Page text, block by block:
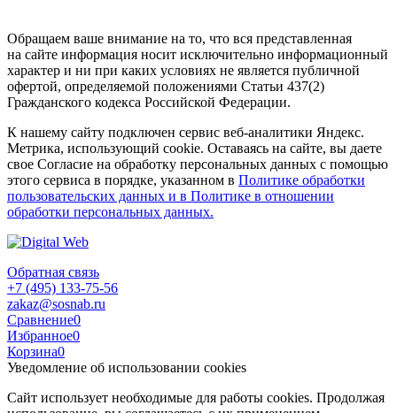
Обращаем ваше внимание на то, что вся представленная
на сайте информация носит исключительно информационный
характер и ни при каких условиях не является публичной
офертой, определяемой положениями Статьи 437(2)
Гражданского кодекса Российской Федерации.
К нашему сайту подключен сервис веб-аналитики Яндекс.
Метрика, использующий cookie. Оставаясь на сайте, вы даете
свое Согласие на обработку персональных данных с помощью
этого сервиса в порядке, указанном в Политике обработки
пользовательских данных и в Политике в отношении
обработки персональных данных.
Обратная связь
+7 (495) 133-75-56
zakaz@sosnab.ru
Сравнение0
Избранное0
Корзина0
Уведомление об использовании cookies
Сайт использует необходимые для работы cookies. Продолжая